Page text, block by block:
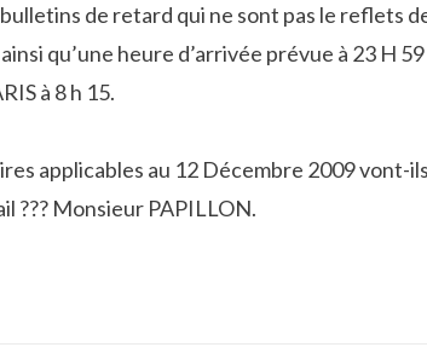
de retard qui ne sont pas le reflets
qu’une heure d’arrivée prévue à 23 H 59
à 8 h 15.
applicables au 12 Décembre 2009 vont-
??? Monsieur PAPILLON.